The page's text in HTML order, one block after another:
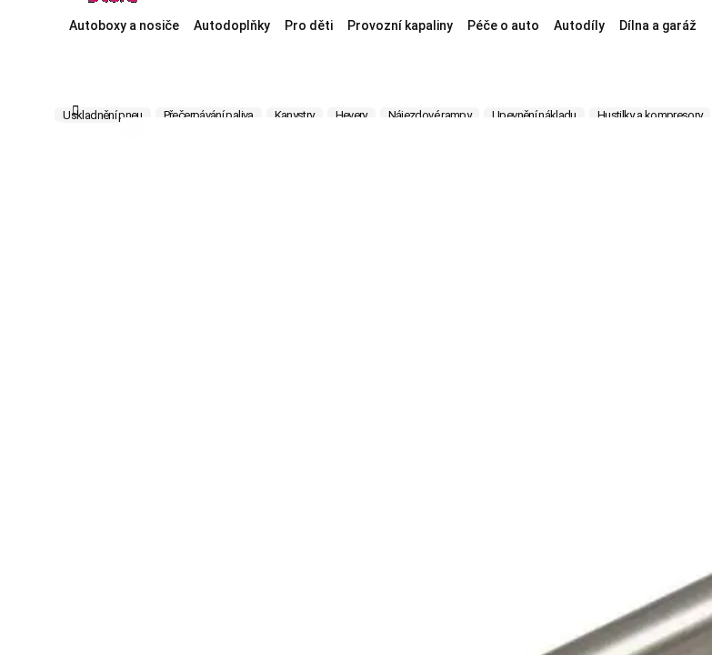
Autoboxy a nosiče Autodoplňky Pro děti Provozní kapaliny Péče o auto Autodíly Dílna a garáž
Uskladnění pneu Přečerpávání paliva Kanystry Hevery Nájezdové rampy Upevnění nákladu Hustilky a kompresory
